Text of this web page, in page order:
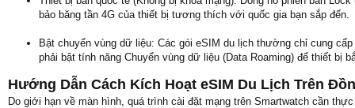
bảo băng tần 4G của thiết bị tương thích với quốc gia bạn sắp đến.
Bật chuyển vùng dữ liệu: Các gói eSIM du lịch thường chỉ cung
phải bật tính năng Chuyển vùng dữ liệu (Data Roaming) để thiết bị
Hướng Dẫn Cách Kích Hoạt eSIM Du Lịch Trên
Do giới hạn về màn hình, quá trình cài đặt mạng trên Smartwatch cần